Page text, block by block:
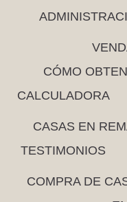
CÓMO
CALCULADORA
CASAS EN
TESTIMONIOS
COMPRA DE